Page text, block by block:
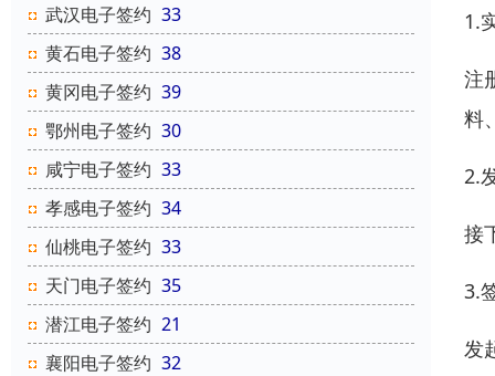
武汉电子签约 33
黄石电子签约 38
黄冈电子签约 39
鄂州电子签约 30
咸宁电子签约 33
孝感电子签约 34
仙桃电子签约 33
天门电子签约 35
潜江电子签约 21
襄阳电子签约 32
1.
注
料
2.
接
3.
发